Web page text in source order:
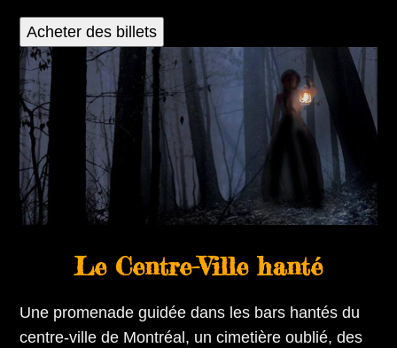
Acheter des billets
Le Centre-Ville hanté
Une promenade guidée dans les bars hantés du
centre-ville de Montréal, un cimetière oublié, des